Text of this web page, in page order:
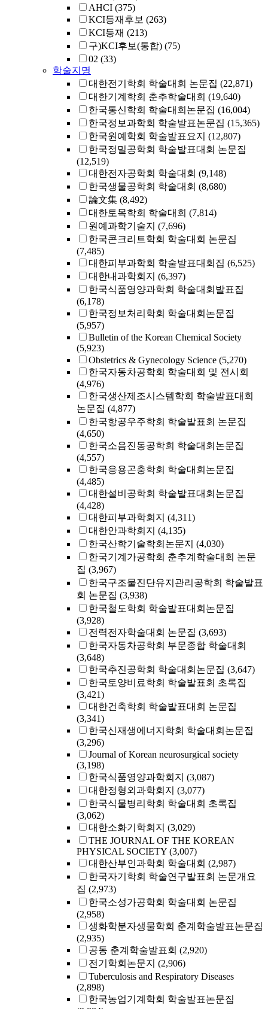
AHCI (375)
KCI등재후보 (263)
KCI등재 (213)
구)KCI후보(통합) (75)
02 (33)
학술지명
대한전기학회 학술대회 논문집 (22,871)
대한기계학회 춘추학술대회 (19,640)
한국통신학회 학술대회논문집 (16,004)
한국정보과학회 학술발표논문집 (15,365)
한국원예학회 학술발표요지 (12,807)
한국정밀공학회 학술발표대회 논문집
(12,519)
대한전자공학회 학술대회 (9,148)
한국생물공학회 학술대회 (8,680)
論文集 (8,492)
대한토목학회 학술대회 (7,814)
원예과학기술지 (7,696)
한국콘크리트학회 학술대회 논문집
(7,485)
대한피부과학회 학술발표대회집 (6,525)
대한내과학회지 (6,397)
한국식품영양과학회 학술대회발표집
(6,178)
한국정보처리학회 학술대회논문집
(5,957)
Bulletin of the Korean Chemical Society
(5,923)
Obstetrics & Gynecology Science (5,270)
한국자동차공학회 학술대회 및 전시회
(4,976)
한국생산제조시스템학회 학술발표대회
논문집 (4,877)
한국항공우주학회 학술발표회 논문집
(4,650)
한국소음진동공학회 학술대회논문집
(4,557)
한국응용곤충학회 학술대회논문집
(4,485)
대한설비공학회 학술발표대회논문집
(4,428)
대한피부과학회지 (4,311)
대한안과학회지 (4,135)
한국산학기술학회논문지 (4,030)
한국기계가공학회 춘추계학술대회 논문
집 (3,967)
한국구조물진단유지관리공학회 학술발표
회 논문집 (3,938)
한국철도학회 학술발표대회논문집
(3,928)
전력전자학술대회 논문집 (3,693)
한국자동차공학회 부문종합 학술대회
(3,648)
한국추진공학회 학술대회논문집 (3,647)
한국토양비료학회 학술발표회 초록집
(3,421)
대한건축학회 학술발표대회 논문집
(3,341)
한국신재생에너지학회 학술대회논문집
(3,296)
Journal of Korean neurosurgical society
(3,198)
한국식품영양과학회지 (3,087)
대한정형외과학회지 (3,077)
한국식물병리학회 학술대회 초록집
(3,062)
대한소화기학회지 (3,029)
THE JOURNAL OF THE KOREAN
PHYSICAL SOCIETY (3,007)
대한산부인과학회 학술대회 (2,987)
한국자기학회 학술연구발표회 논문개요
집 (2,973)
한국소성가공학회 학술대회 논문집
(2,958)
생화학분자생물학회 춘계학술발표논문집
(2,935)
공동 춘계학술발표회 (2,920)
전기학회논문지 (2,906)
Tuberculosis and Respiratory Diseases
(2,898)
한국농업기계학회 학술발표논문집